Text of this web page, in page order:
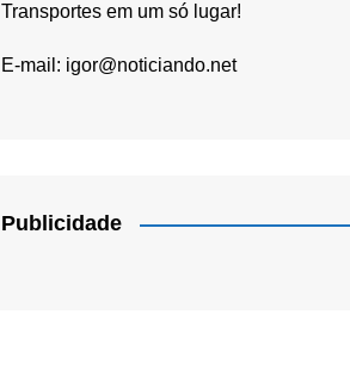
Transportes em um só lugar!
E-mail: igor@noticiando.net
Publicidade